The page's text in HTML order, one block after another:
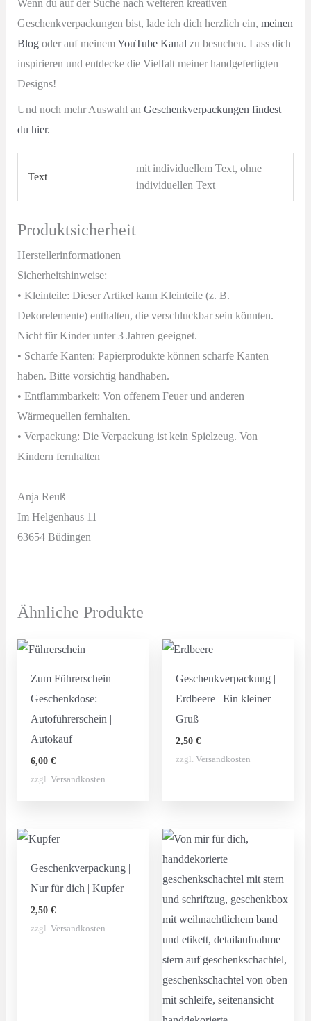
Wenn du auf der Suche nach weiteren kreativen
Geschenkverpackungen bist, lade ich dich herzlich ein, meinen
Blog oder auf meinemYouTube Kanal zu besuchen. Lass dich
inspirieren und entdecke die Vielfalt meiner handgefertigten
Designs!
Und noch mehr Auswahl an Geschenkverpackungen findest
du hier.
Text
mit individuellem Text, ohne
individuellen Text
Produktsicherheit
Herstellerinformationen
Sicherheitshinweise:
• Kleinteile: Dieser Artikel kann Kleinteile (z. B.
Dekorelemente) enthalten, die verschluckbar sein könnten.
Nicht für Kinder unter 3 Jahren geeignet.
• Scharfe Kanten: Papierprodukte können scharfe Kanten
haben. Bitte vorsichtig handhaben.
• Entflammbarkeit: Von offenem Feuer und anderen
Wärmequellen fernhalten.
• Verpackung: Die Verpackung ist kein Spielzeug. Von
Kindern fernhalten
Anja Reuß
Im Helgenhaus 11
63654 Büdingen
Ähnliche Produkte
Zum Führerschein
Geschenkdose:
Autoführerschein |
Autokauf
6,00 €
zzgl. Versandkosten
Geschenkverpackung |
Erdbeere | Ein kleiner
Gruß
2,50€
zzgl.Versandkosten
Geschenkverpackung |
Nur für dich | Kupfer
2,50 €
zzgl. Versandkosten